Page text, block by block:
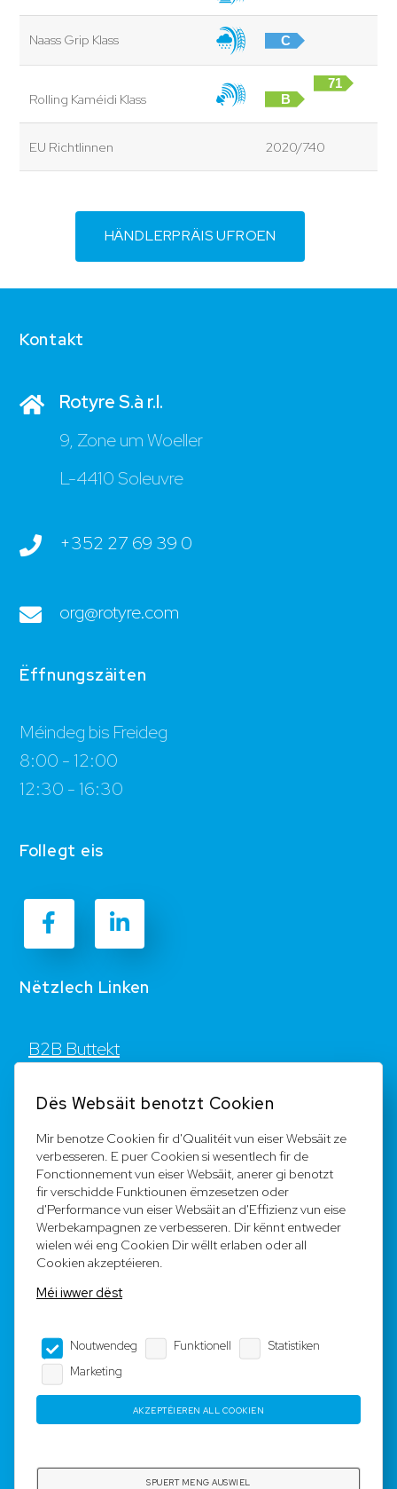
Naass Grip Klass C
Rolling Kaméidi Klass B
71
EU Richtlinnen 2020/740
HÄNDLERPRÄIS UFROEN
Kontakt
Rotyre S.à r.l.
9, Zone um Woeller
L-4410 Soleuvre
+352 27 69 39 0
org@rotyre.com
Ëffnungszäiten
Méindeg bis Freideg
8:00 - 12:00
12:30 - 16:30
Follegt eis
Nëtzlech Linken
B2B Buttekt
Registréieren
Equipe
Legal Notice
Impressum
Dateschutz
Dës Websäit benotzt Cookien
Mir benotze Cookien fir d'Qualitéit vun eiser Websäit ze
verbesseren. E puer Cookien si wesentlech fir de
Fonctionnement vun eiser Websäit, anerer gi benotzt
fir verschidde Funktiounen ëmzesetzen oder
d'Performance vun eiser Websäit an d'Effizienz vun eise
Werbekampagnen ze verbesseren. Dir kënnt entweder
wielen wéi eng Cookien Dir wëllt erlaben oder all
Cookien akzeptéieren.
Méi iwwer dëst
Noutwendeg Funktionell
Statistiken
Marketing
AKZEPTÉIEREN ALL COOKIEN
SPUERT MENG AUSWIEL